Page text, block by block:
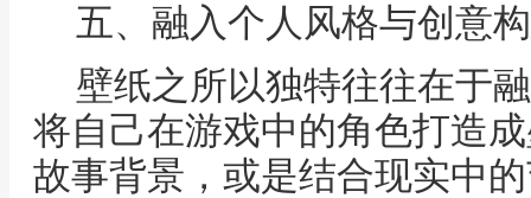
五、融入个人风格与创意
壁纸之所以独特往往在于
将自己在游戏中的角色打造
故事背景，或是结合现实中